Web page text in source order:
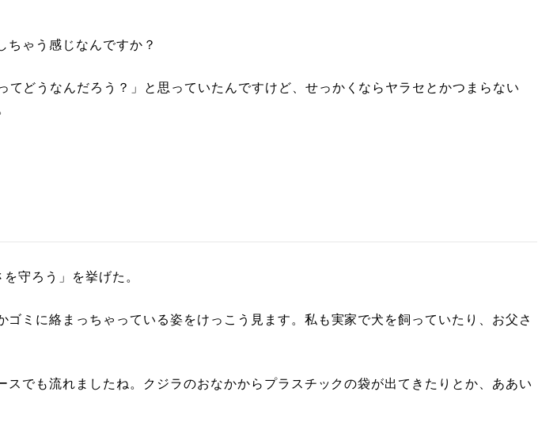
ちゃう感じなんですか？
どうなんだろう？」と思っていたんですけど、せっかくならヤラセとかつまらない
守ろう」を挙げた。
ミに絡まっちゃっている姿をけっこう見ます。私も実家で犬を飼っていたり、お父さ
でも流れましたね。クジラのおなかからプラスチックの袋が出てきたりとか、ああい